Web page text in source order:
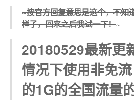
~按官方回复意思是这个，不知
样子，回来之后我试一下！~
20180529最新更
情况下使用非免
的1G的全国流量的